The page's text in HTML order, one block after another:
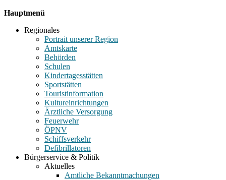
Hauptmenü
Regionales
Portrait unserer Region
Amtskarte
Behörden
Schulen
Kindertagesstätten
Sportstätten
Touristinformation
Kultureinrichtungen
Ärztliche Versorgung
Feuerwehr
ÖPNV
Schiffsverkehr
Defibrillatoren
Bürgerservice & Politik
Aktuelles
Amtliche Bekanntmachungen